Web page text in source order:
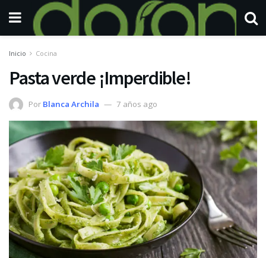
Inicio Cocina
Pasta verde ¡Imperdible!
Por Blanca Archila 7 años ago